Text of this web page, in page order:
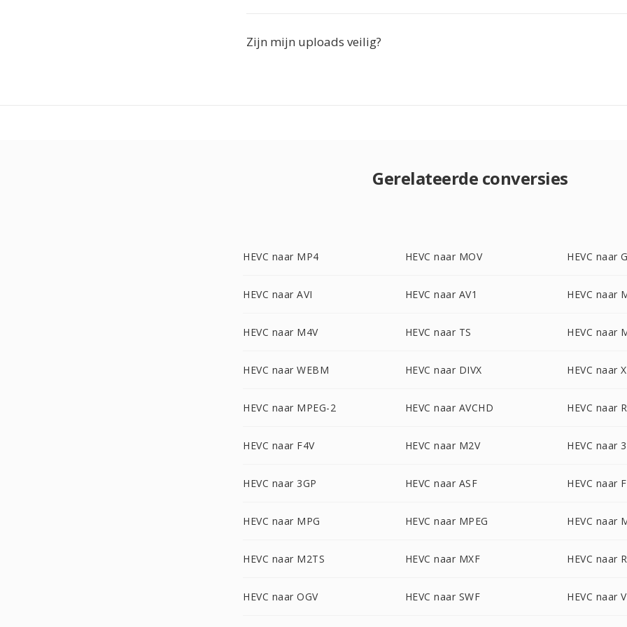
Zijn mijn uploads veilig?
Gerelateerde conversies
HEVC naar MP4 HEVC naar MOV HEVC naar
HEVC naar AVI HEVC naar AV1 HEVC naar
HEVC naar M4V HEVC naar TS HEVC naar
HEVC naar WEBM HEVC naar DIVX HEVC naar
HEVC naar MPEG-2 HEVC naar AVCHD HEVC naar
HEVC naar F4V HEVC naar M2V HEVC naar
HEVC naar 3GP HEVC naar ASF HEVC naar
HEVC naar MPG HEVC naar MPEG HEVC naar
HEVC naar M2TS HEVC naar MXF HEVC naar
HEVC naar OGV HEVC naar SWF HEVC naar